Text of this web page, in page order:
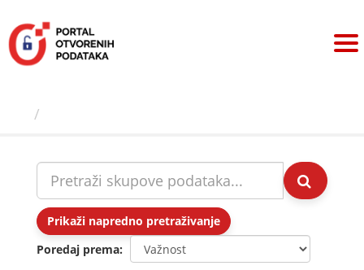
sadržaj
Prikaži napredno pretraživanje
Poredaj prema